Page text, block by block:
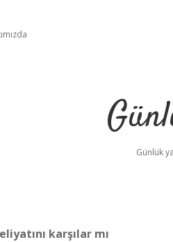
Günlük
karşılar mı